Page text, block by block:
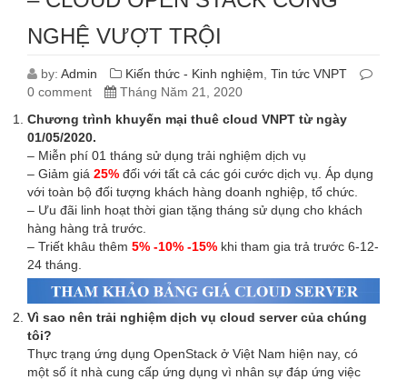
NGHỆ VƯỢT TRỘI
by: Admin Kiến thức - Kinh nghiệm Tin tức VNPT
0 comment
Tháng Năm 21, 2020
Chương trình khuyến mại thuê cloud VNPT từ ngày
01/05/2020.
– Miễn phí 01 tháng sử dụng trải nghiệm dịch vụ
– Giảm giá 25% đối với tất cả các gói cước dịch vụ. Áp dụng
với toàn bộ đối tượng khách hàng doanh nghiệp, tổ chức.
– Ưu đãi linh hoạt thời gian tặng tháng sử dụng cho khách
hàng hàng trả trước.
– Triết khâu thêm 5% -10% -15% khi tham gia trả trước 6-12-
24 tháng.
Vì sao nên trải nghiệm dịch vụ cloud server của chúng
tôi?
Thực trạng ứng dụng OpenStack ở Việt Nam hiện nay, có
một số ít nhà cung cấp ứng dụng vì nhân sự đáp ứng việc